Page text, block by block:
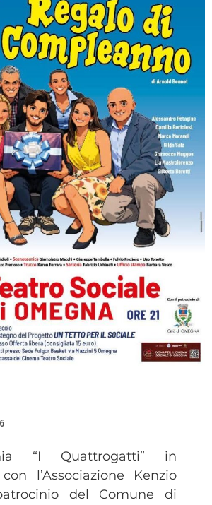
“I Quattrogatti” in
l’Associazione Kenzio
del Comune di